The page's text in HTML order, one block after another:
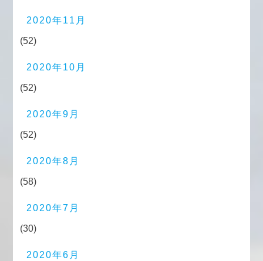
2020年11月
(52)
2020年10月
(52)
2020年9月
(52)
2020年8月
(58)
2020年7月
(30)
2020年6月